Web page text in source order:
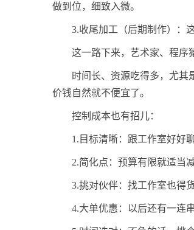
做到位，细致入微。
3.收尾加工（后期制作）：
这一路下来，艺术家、程序
时间长、资源吃得多，尤其
价钱自然就不便宜了。
控制成本也有招儿：
1.目标清晰：跟工作室好好
2.简化点：预算有限就适当
3.挑对伙伴：找工作室也得
4.大单优惠：以后还有一连